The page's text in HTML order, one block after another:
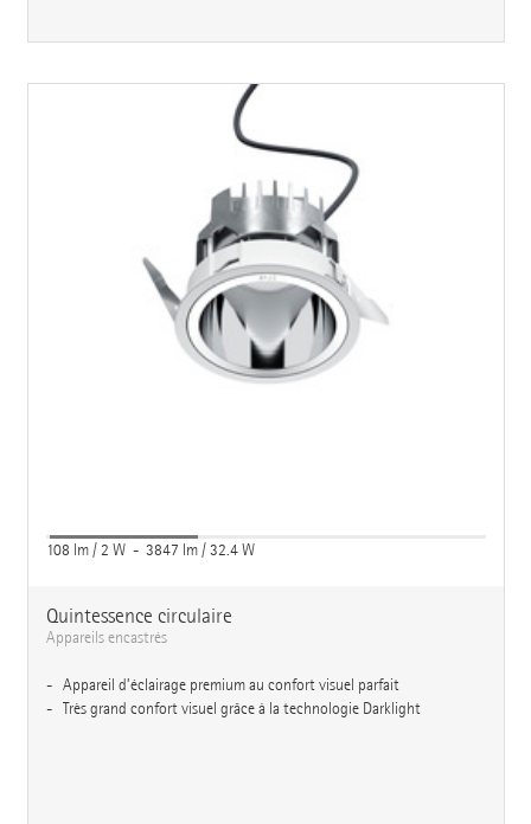
108 lm / 2 W - 3847 lm / 32.4 W
Quintessence circulaire
Appareils encastrés
Appareil d’éclairage premium au confort visuel parfait
Très grand confort visuel grâce à la technologie Darklight